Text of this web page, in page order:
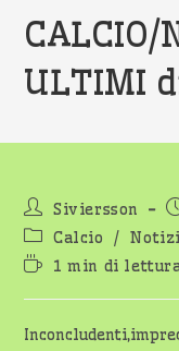
CALCIO/
ULTIMI
Autore
dell'articolo:
Siviersson
Categoria
dell'articolo:
Calcio /
Tempo
lettura:
1 min di